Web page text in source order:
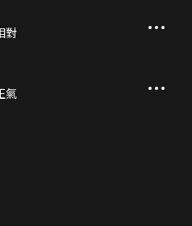
對
氣